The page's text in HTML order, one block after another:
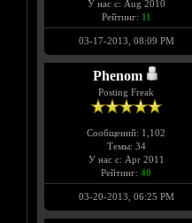
У нас с: Aug 2010
Рейтинг: 11
03-17-2013, 08:09 PM
Phenom
Posting Freak
Сообщений: 1,102
Темы: 34
У нас с: Apr 2011
Рейтинг: 40
03-20-2013, 06:25 PM